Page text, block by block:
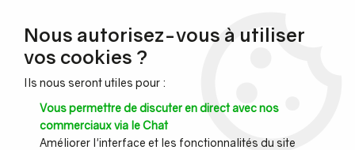
NOUVEAU CLIENT ?
Profitez de -7% supplémentaires avec le code promo
CONGÉS :
Nous serons fermés du 10 au 23 août inclus - Toute l'équipe
vous souhaite de bonnes vacances !
Nous autorisez-vous à utiliser
vos cookies ?
Ils nous seront utiles pour :
Vous permettre de discuter en direct avec nos
commerciaux via le Chat
Améliorer l'interface et les fonctionnalités du site